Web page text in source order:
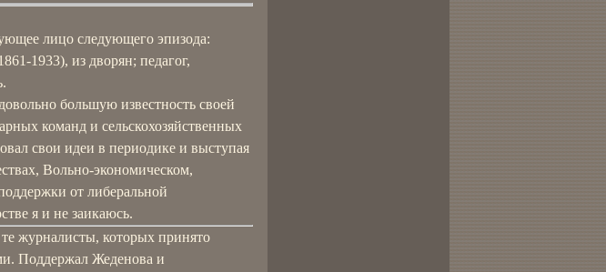
лицо следующего эпизода:
1933), из дворян; педагог,
большую известность своей
команд и сельскохозяйственных
свои идеи в периодике и выступая
Вольно-экономическом,
от либеральной
я и не заикаюсь.
журналисты, которых принято
Поддержал Жеденова и